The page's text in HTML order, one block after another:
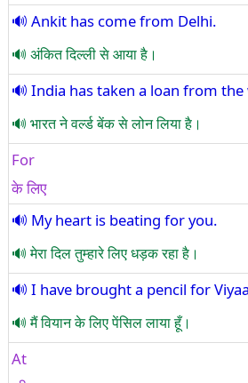
Ankit has come from Delhi.
अंकित दिल्ली से आया है।
India has taken a loan from
भारत ने वर्ल्ड बेंक से लोन लिया है।
For
के लिए
My heart is beating for you.
मेरा दिल तुम्हारे लिए धड़क रहा है।
I have brought a pencil for
मैं वियान के लिए पेंसिल लाया हूँ।
At